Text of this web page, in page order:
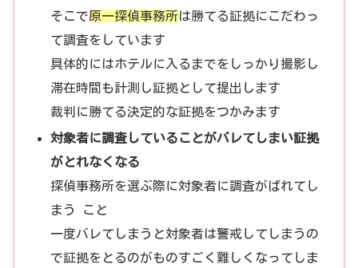
そこで原一探偵事務所は勝てる証拠にこだわっ
て調査をしています
具体的にはホテルに入るまでをしっかり撮影し
滞在時間も計測し証拠として提出します
裁判に勝てる決定的な証拠をつかみます
対象者に調査していることがバレてしまい証拠
がとれなくなる
探偵事務所を選ぶ際に対象者に調査がばれてし
まう こと
一度バレてしまうと対象者は警戒してしまうの
で証拠をとるのがものすごく難しくなってしま